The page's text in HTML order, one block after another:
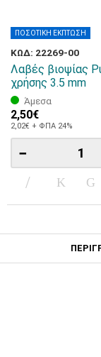
ΠΟΣΟΤΙΚΗ ΕΚΠΤΩΣΗ
ΚΩΔ: 22269-00
Λαβές βιοψίας
χρήσης 3.5 mm
Άμεσα
2,50€
2,02€ + ΦΠΑ 24%
−